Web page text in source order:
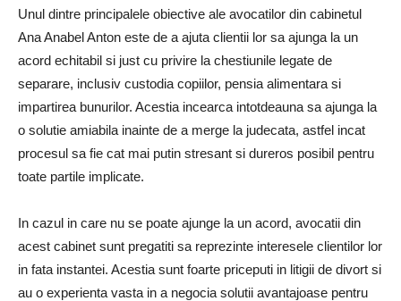
Unul dintre principalele obiective ale avocatilor din cabinetul
Ana Anabel Anton este de a ajuta clientii lor sa ajunga la un
acord echitabil si just cu privire la chestiunile legate de
separare, inclusiv custodia copiilor, pensia alimentara si
impartirea bunurilor. Acestia incearca intotdeauna sa ajunga la
o solutie amiabila inainte de a merge la judecata, astfel incat
procesul sa fie cat mai putin stresant si dureros posibil pentru
toate partile implicate.
In cazul in care nu se poate ajunge la un acord, avocatii din
acest cabinet sunt pregatiti sa reprezinte interesele clientilor lor
in fata instantei. Acestia sunt foarte priceputi in litigii de divort si
au o experienta vasta in a negocia solutii avantajoase pentru